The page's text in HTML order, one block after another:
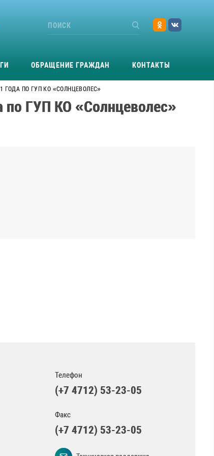
ОБРАЩЕНИЕ ГРАЖДАН КОНТАКТЫ
ГОДА ПО ГУП КО «СОЛНЦЕВОЛЕС»
по ГУП КО «Солнцеволес»
Телефон
(+7 4712) 53-23-05
Факс
(+7 4712) 53-23-05